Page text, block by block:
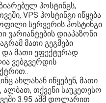
ჰოსტინგს,
VPS ჰოსტინგი იწყება
სერვერის ჰოსტინგი
ვარიანტების დიაპაზონი
მათი გეგმები
მათი ეფექტურად
ვებგვერდის
ახლახან იწყებენ, მათი
ალბათ, თქვენი საუკეთესო
3.95 აშშ დოლარით